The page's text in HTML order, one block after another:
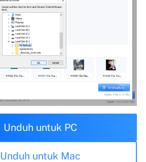
Unduh untuk PC
Unduh untuk Mac